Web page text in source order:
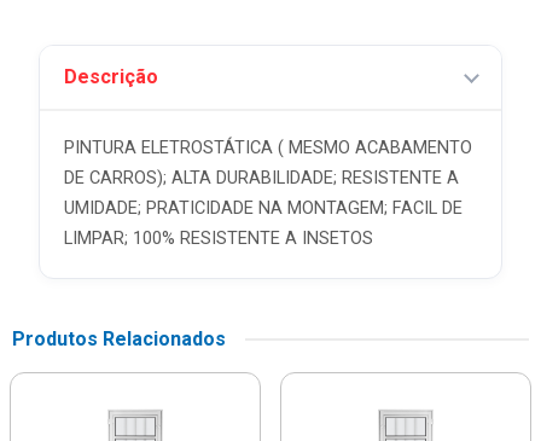
Descrição
PINTURA ELETROSTÁTICA ( MESMO ACABAMENTO
DE CARROS); ALTA DURABILIDADE; RESISTENTE A
UMIDADE; PRATICIDADE NA MONTAGEM; FACIL DE
LIMPAR; 100% RESISTENTE A INSETOS
Produtos Relacionados